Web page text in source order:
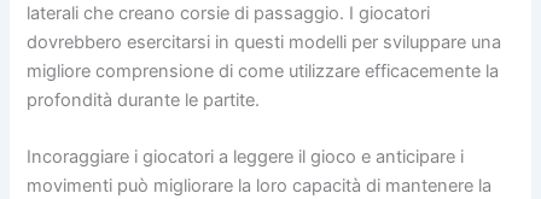
laterali che creano corsie di passaggio. I giocatori
dovrebbero esercitarsi in questi modelli per sviluppare una
migliore comprensione di come utilizzare efficacemente la
profondità durante le partite.
Incoraggiare i giocatori a leggere il gioco e anticipare i
movimenti può migliorare la loro capacità di mantenere la